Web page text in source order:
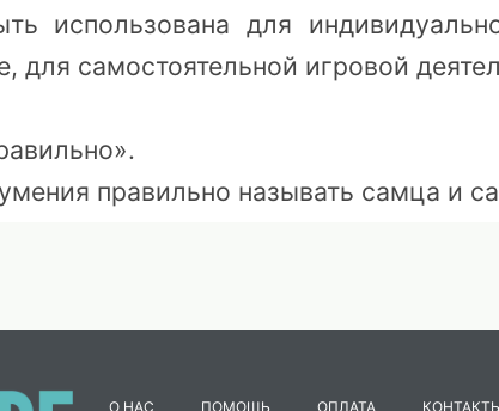
использована для
для самостоятельной игровой
правильно называть самца и
либо считалкой, либо по
О НАС ПОМОЩЬ ОПЛАТА